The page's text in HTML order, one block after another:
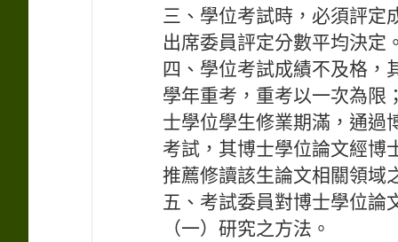
三、學位考試時，必須評定
出席委員評定分數平均決定
四、學位考試成績不及格，
學年重考，重考以一次為限
士學位學生修業期滿，通過
考試，其博士學位論文經博
推薦修讀該生論文相關領域
五、考試委員對博士學位論
（一）研究之方法。